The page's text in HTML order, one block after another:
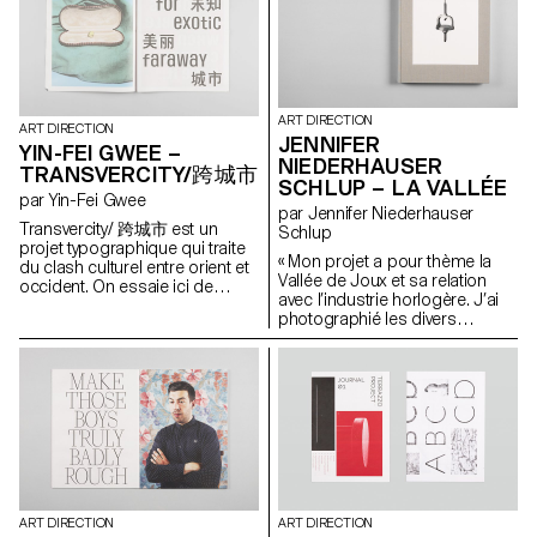
autoroutes à seize voies, à la
manières de villes comme Los
Angeles, et où il est fréquent de
rouler des heures pour aller
travailler dans l'émirat voisin.
compétition pour avoir la plus
incroyable fait rage et ce jusque
dans les inscriptions des
plaques d'immatriculation. La
voiture est une manière de
s'affirmer, de draguer, et bien
entendu d'afficher sa classe
sociale dans un monde où il
est interdit d'approcher
directement une femme et où
pour les hommes, l'abaya pour
voulu documenter la soudaine
modernisation des E.A.U. et sa
conséquence sur les culture
nomade et ornementale, qui
sont l'héritage ancestral propre
à ces pays. Entre désert et
Gotham City, Islam et pouvoir
d'achat.
obstacle identitaire et culturel; il
raconter ce trouble sous la
forme d'un voyage onirique. Yo
soy de Las Vegas définit
l'identité et la culture comme
des constructions mentales
empiriques, une forme
d'histoire que l'on se crée, et
non comme des entités
essentielles et immanentes. J'ai
tenté de construire un discours
qui m'est propre à travers un
langage composite et
métaphorique afin de réifier et
réinterpréter ces diverses
visions de l'Espagne.
ART DIRECTION
YIN-FEI GWEE –
TRANSVERCITY/跨城市
par Yin-Fei Gwee
Transvercity/ 跨城市 est un
projet typographique qui traite
du clash culturel entre orient et
occident. On essaie ici de
recherche d'exotisme. L'herbe
voisin? Transvercity explore le
phénomène de distance et sa
représentation abstraite. Pour
ce faire, une police de
caractère bilingue a été créée:
Fexy Sans. La version latine est
origine dans la hauteur fixe des
ART DIRECTION
JENNIFER
NIEDERHAUSER
SCHLUP – LA VALLÉE
par Jennifer Niederhauser
Schlup
« Mon projet a pour thème la
Vallée de Joux et sa relation
avec l’industrie horlogère. J’ai
photographié les divers
aspects de cet endroit, les ai
différent de celui dont on les
voit d’ordinaire. Les
photographies sont
manipulées, retouchées et
mises en scène pour créer une
réalité fabriquée et perturber le
d’un accrochage, ce projet
prend la forme d’un livre.
ART DIRECTION ART DIRECTION